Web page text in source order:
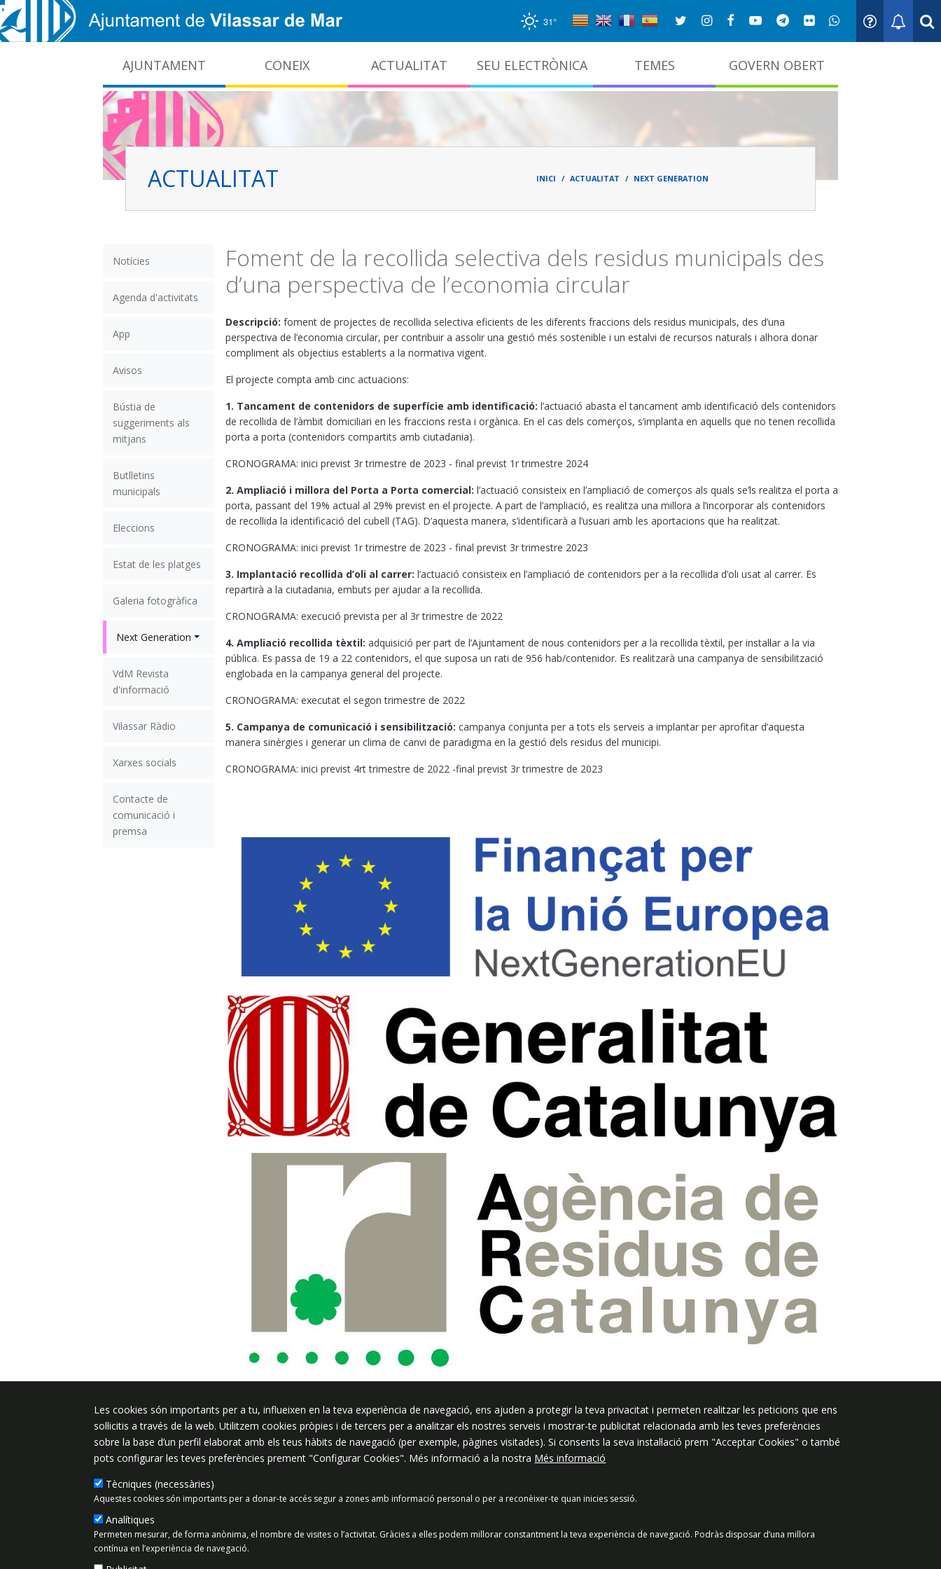
Vés al contingut
31°
AJUNTAMENT CONEIX ACTUALITAT SEU ELECTRÒNICA TEMES GOVERN OBERT
ACTUALITAT Fild'ariadna
INICI ACTUALITAT NEXT GENERATION
Notícies
Agenda d'activitats
App
Avisos
Bústia de
suggeriments als
mitjans
Butlletins
municipals
Eleccions
Estat de les platges
Galeria fotogràfica
Next Generation
VdM Revista
d'informació
Vilassar Ràdio
Xarxes socials
Contacte de
comunicació i
premsa
Foment de la recollida selectiva dels residus municipals des
d’una perspectiva de l’economia circular
Descripció: foment de projectes de recollida selectiva eficients de les diferents fraccions dels residus municipals, des d’una
perspectiva de l’economia circular, per contribuir a assolir una gestió més sostenible i un estalvi de recursos naturals i alhora donar
compliment als objectius establerts a la normativa vigent.
El projecte compta amb cinc actuacions:
1. Tancament de contenidors de superfície amb identificació: l’actuació abasta el tancament amb identificació dels contenidors
de recollida de l’àmbit domiciliari en les fraccions resta i orgànica. En el cas dels comerços, s’implanta en aquells que no tenen recollida
porta a porta (contenidors compartits amb ciutadania).
CRONOGRAMA: inici previst 3r trimestre de 2023 - final previst 1r trimestre 2024
2. Ampliació i millora del Porta a Porta comercial: l’actuació consisteix en l’ampliació de comerços als quals se’ls realitza el porta a
porta, passant del 19% actual al 29% previst en el projecte. A part de l’ampliació, es realitza una millora a l’incorporar als contenidors
de recollida la identificació del cubell (TAG). D’aquesta manera, s’identificarà a l’usuari amb les aportacions que ha realitzat.
CRONOGRAMA: inici previst 1r trimestre de 2023 - final previst 3r trimestre 2023
3. Implantació recollida d’oli al carrer: l’actuació consisteix en l’ampliació de contenidors per a la recollida d’oli usat al carrer. Es
repartirà a la ciutadania, embuts per ajudar a la recollida.
CRONOGRAMA: execució prevista per al 3r trimestre de 2022
4. Ampliació recollida tèxtil: adquisició per part de l’Ajuntament de nous contenidors per a la recollida tèxtil, per instal·lar a la via
pública. Es passa de 19 a 22 contenidors, el que suposa un rati de 956 hab/contenidor. Es realitzarà una campanya de sensibilització
englobada en la campanya general del projecte.
CRONOGRAMA: executat el segon trimestre de 2022
5. Campanya de comunicació i sensibilització: campanya conjunta per a tots els serveis a implantar per aprofitar d’aquesta
manera sinèrgies i generar un clima de canvi de paradigma en la gestió dels residus del municipi.
CRONOGRAMA: inici previst 4rt trimestre de 2022 -final previst 3r trimestre de 2023
Plaça de l'Ajuntament 6, 08340 Vilassar
de Mar
937 542 400
ajuntament@vilassardemar.cat
Segueix-nos a:
Mapa del lloc Política de Privacitat Política de Xarxes Socials Política de cookies Protecció de dades Avís legal
Contacte
Les cookies són importants per a tu, influeixen en la teva experiència de navegació, ens ajuden a protegir la teva privacitat i permeten realitzar les peticions que ens
sol·licitis a través de la web. Utilitzem cookies pròpies i de tercers per a analitzar els nostres serveis i mostrar-te publicitat relacionada amb les teves preferències
sobre la base d’un perfil elaborat amb els teus hàbits de navegació (per exemple, pàgines visitades). Si consents la seva instal·lació prem "Acceptar Cookies" o també
pots configurar les teves preferències prement "Configurar Cookies". Més informació a la nostra Més informació
Tècniques (necessàries)
Aquestes cookies són importants per a donar-te accés segur a zones amb informació personal o per a reconèixer-te quan inicies sessió.
Analítiques
Permeten mesurar, de forma anònima, el nombre de visites o l’activitat. Gràcies a elles podem millorar constantment la teva experiència de navegació. Podràs disposar d’una millora
contínua en l’experiència de navegació.